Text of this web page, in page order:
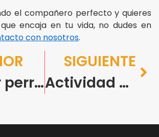
el compañero perfecto y quieres
encaja en tu vida, no dudes en
con nosotros.
Primer perro en casa: claves para familias activas y su nuevo compañero
SIGUIENTE
Actividad diaria: cómo mantener a tu compañero activo y feliz en Barcelona